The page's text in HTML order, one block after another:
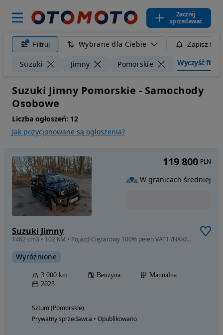
Zacznij
sprzedawać
Filtruj Wybrane dla Ciebie Zapisz
Suzuki Jimny Pomorskie Wyczyść filtry
Suzuki Jimny Pomorskie - Samochody
Osobowe
Liczba ogłoszeń: 12
Jak pozycjonowane są ogłoszenia?
Suzuki Jimny
1462 cm3 • 102 KM • Pojazd Ciężarowy 100% pełen VAT1!/HAK/Pierwszy Właściciel/stan Idealny
Wyróżnione
3 000 km Benzyna
Manualna
2023
Sztum (Pomorskie)
Prywatny sprzedawca • Opublikowano
119 800 PLN
W granicach średniej